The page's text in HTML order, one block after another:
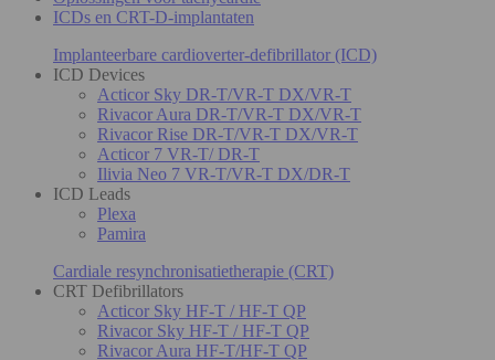
ICDs en CRT-D-implantaten
Implanteerbare cardioverter-defibrillator (ICD)
ICD Devices
Acticor Sky DR-T/VR-T DX/VR-T
Rivacor Aura DR-T/VR-T DX/VR-T
Rivacor Rise DR-T/VR-T DX/VR-T
Acticor 7 VR-T/ DR-T
Ilivia Neo 7 VR-T/VR-T DX/DR-T
ICD Leads
Plexa
Pamira
Cardiale resynchronisatietherapie (CRT)
CRT Defibrillators
Acticor Sky HF-T / HF-T QP
Rivacor Sky HF-T / HF-T QP
Rivacor Aura HF-T/HF-T QP